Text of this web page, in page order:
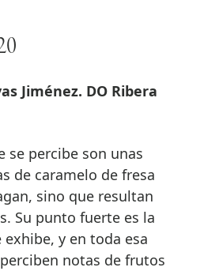
Jiménez. DO Ribera
se percibe son unas
de caramelo de fresa
sino que resultan
Su punto fuerte es la
y en toda esa
notas de frutos